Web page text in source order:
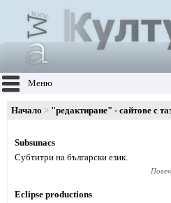
Меню
Начало "редактиране" - сайтове с
Subsunacs
Субтитри на български език.
Eclipse productions